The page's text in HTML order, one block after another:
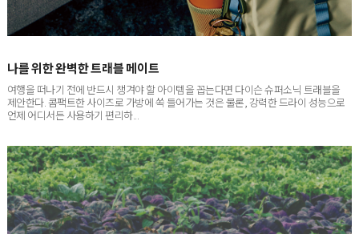
여행을 떠나기 전에 반드시 챙겨야 할 아이템을 꼽는다면 다이슨 슈퍼소닉 트래블을
제안한다. 콤팩트한 사이즈로 가방에 쏙 들어가는 것은 물론, 강력한 드라이 성능으로
언제 어디서든 사용하기 편리하...